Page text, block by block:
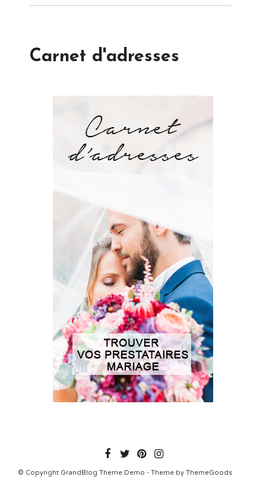
Carnet d'adresses
© Copyright GrandBlog Theme Demo - Theme by ThemeGoods